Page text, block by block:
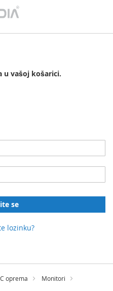
u vašoj košarici.
se
lozinku?
oprema
Monitori